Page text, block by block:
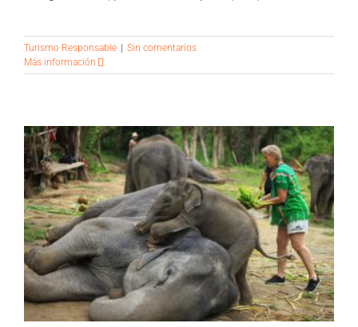
Turismo Responsable
Sin comentarios
Más información